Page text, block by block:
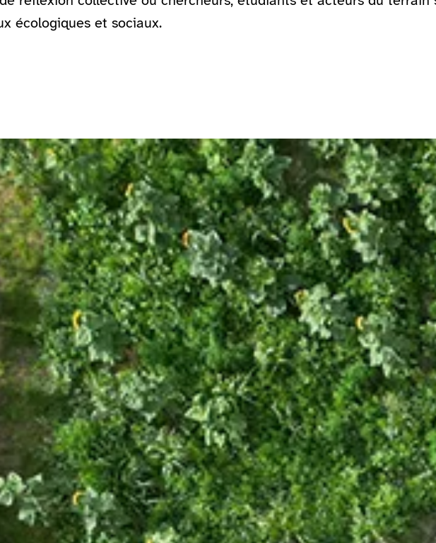
écologiques et sociaux.